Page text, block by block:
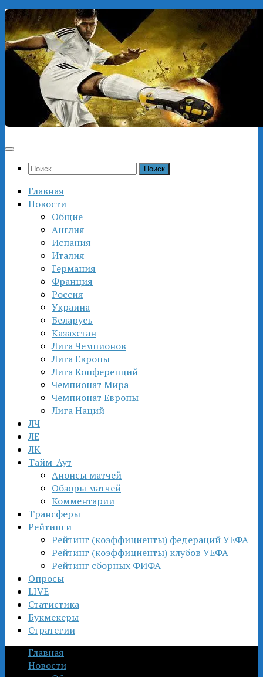
Перейти
к
содержимому
Найти:
Главная
Новости
Общие
Англия
Испания
Италия
Германия
Франция
Россия
Украина
Беларусь
Казахстан
Лига Чемпионов
Лига Европы
Лига Конференций
Чемпионат Мира
Чемпионат Европы
Лига Наций
ЛЧ
ЛЕ
ЛК
Тайм-Аут
Анонсы матчей
Обзоры матчей
Комментарии
Трансферы
Рейтинги
Рейтинг (коэффициенты) федераций УЕФА
Рейтинг (коэффициенты) клубов УЕФА
Рейтинг сборных ФИФА
Опросы
LIVE
Статистика
Букмекеры
Стратегии
Главная
Новости